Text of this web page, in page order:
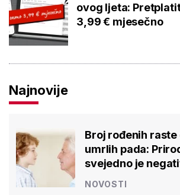
ovog ljeta:
3,99 € mjesečno
Najnovije
Broj rođenih raste
umrlih pada:
svejedno je
NOVOSTI